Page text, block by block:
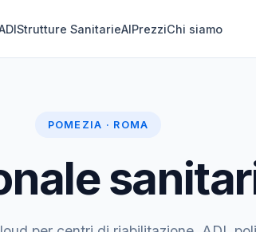
Strutture SanitarieAIPrezziChi siamo
POMEZIA · ROMA